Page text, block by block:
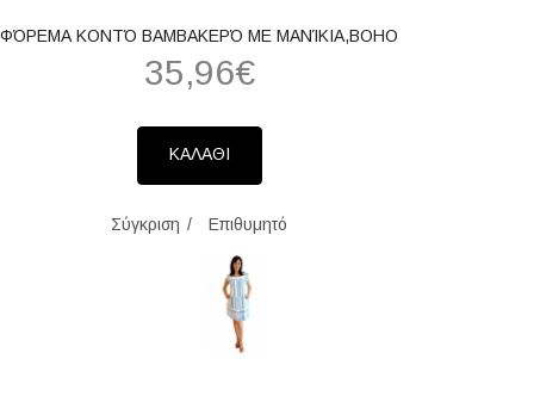
ΦΌΡΕΜΑ ΚΟΝΤΌ ΒΑΜΒΑΚΕΡΌ ΜΕ ΜΑΝΊΚΙΑ,BOHO
35,96€
ΚΑΛΑΘΙ
Σύγκριση Επιθυμητό